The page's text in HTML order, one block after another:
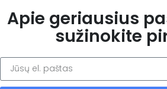
Apie geriausius
sužinokite